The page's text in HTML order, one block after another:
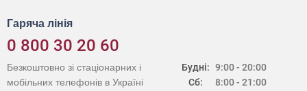
Гаряча лінія
0 800 30 20 60
Будні:
Сб:
9:00 - 20:00
8:00 - 21:00
Безкоштовно зі стаціонарних і
мобільних телефонів в Україні